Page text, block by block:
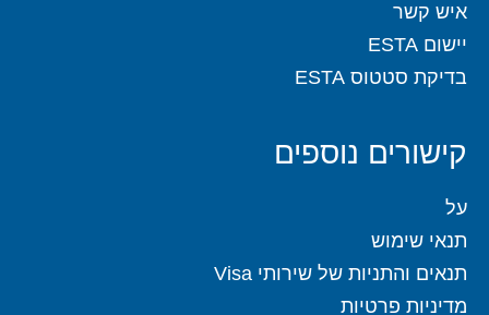
איש קשר
יישום ESTA
בדיקת סטטוס ESTA
קישורים נוספים
על
תנאי שימוש
תנאים והתניות של שירותי Visa
מדיניות פרטיות